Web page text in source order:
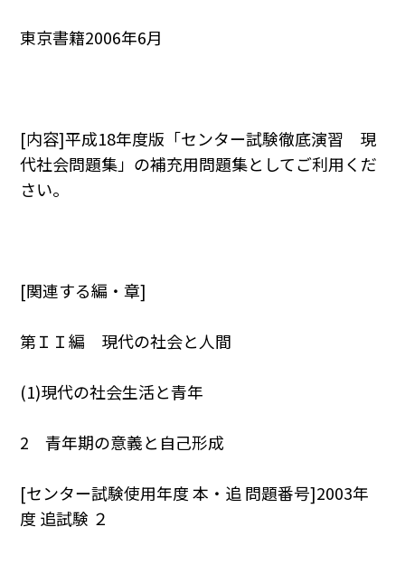
東京書籍2006年6月
[内容]平成18年度版「センター試験徹底演習 現
代社会問題集」の補充用問題集としてご利用くだ
さい。
[関連する編・章]
第ＩＩ編 現代の社会と人間
(1)現代の社会生活と青年
2 青年期の意義と自己形成
[センター試験使用年度 本・追 問題番号]2003年
度 追試験 ２